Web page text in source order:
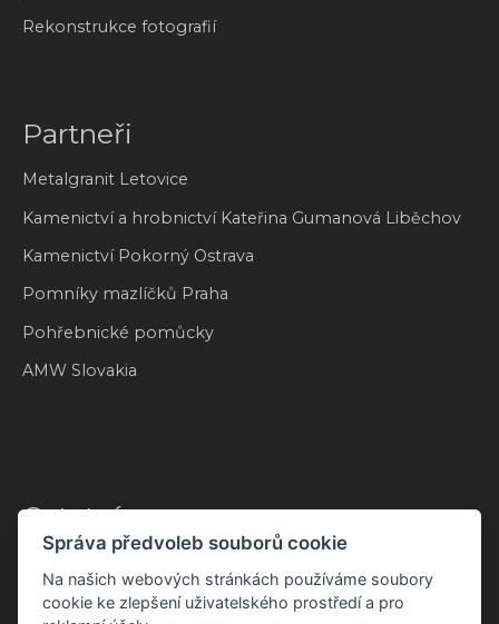
Rekonstrukce fotografií
Partneři
Metalgranit Letovice
Kamenictví a hrobnictví Kateřina Gumanová Liběchov
Kamenictví Pokorný Ostrava
Pomníky mazlíčků Praha
Pohřebnické pomůcky
AMW Slovakia
Ostatní
Správa předvoleb souborů cookie
Na našich webových stránkách používáme soubory
cookie ke zlepšení uživatelského prostředí a pro